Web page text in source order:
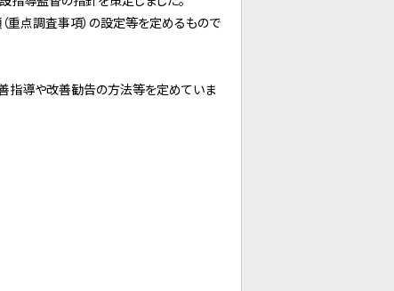
重点調査事項）の設定等を定めるもので
指導や改善勧告の方法等を定めていま